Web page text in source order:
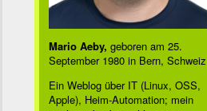
Mario Aeby, geboren am 25.
September 1980 in Bern, Schweiz
Ein Weblog über IT (Linux, OSS,
Apple), Heim-Automation; mein